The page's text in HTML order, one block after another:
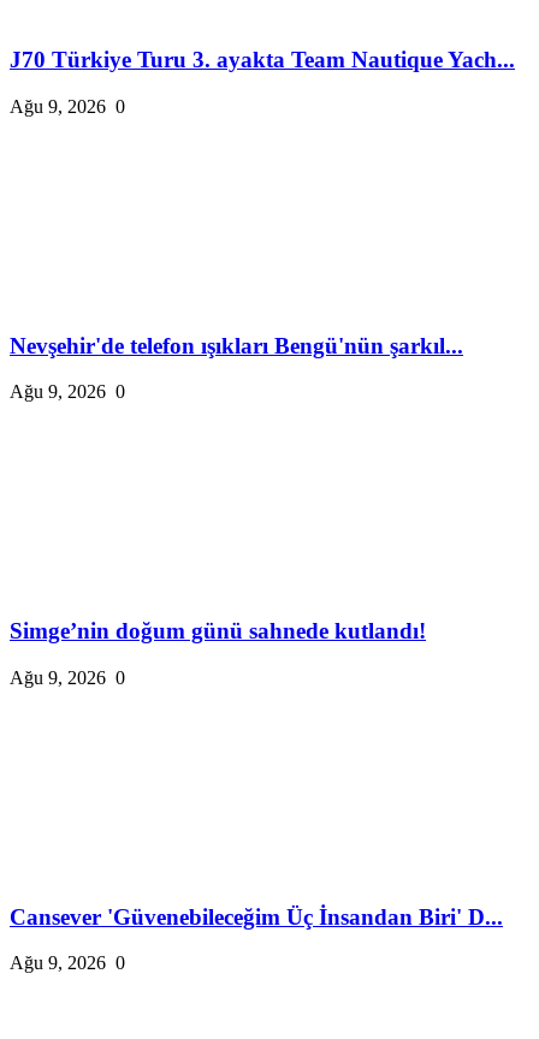
J70 Türkiye Turu 3. ayakta Team Nautique Yach...
Ağu 9, 2026 0
Nevşehir'de telefon ışıkları Bengü'nün şarkıl...
Ağu 9, 2026 0
Simge’nin doğum günü sahnede kutlandı!
Ağu 9, 2026 0
Cansever 'Güvenebileceğim Üç İnsandan Biri' D...
Ağu 9, 2026 0